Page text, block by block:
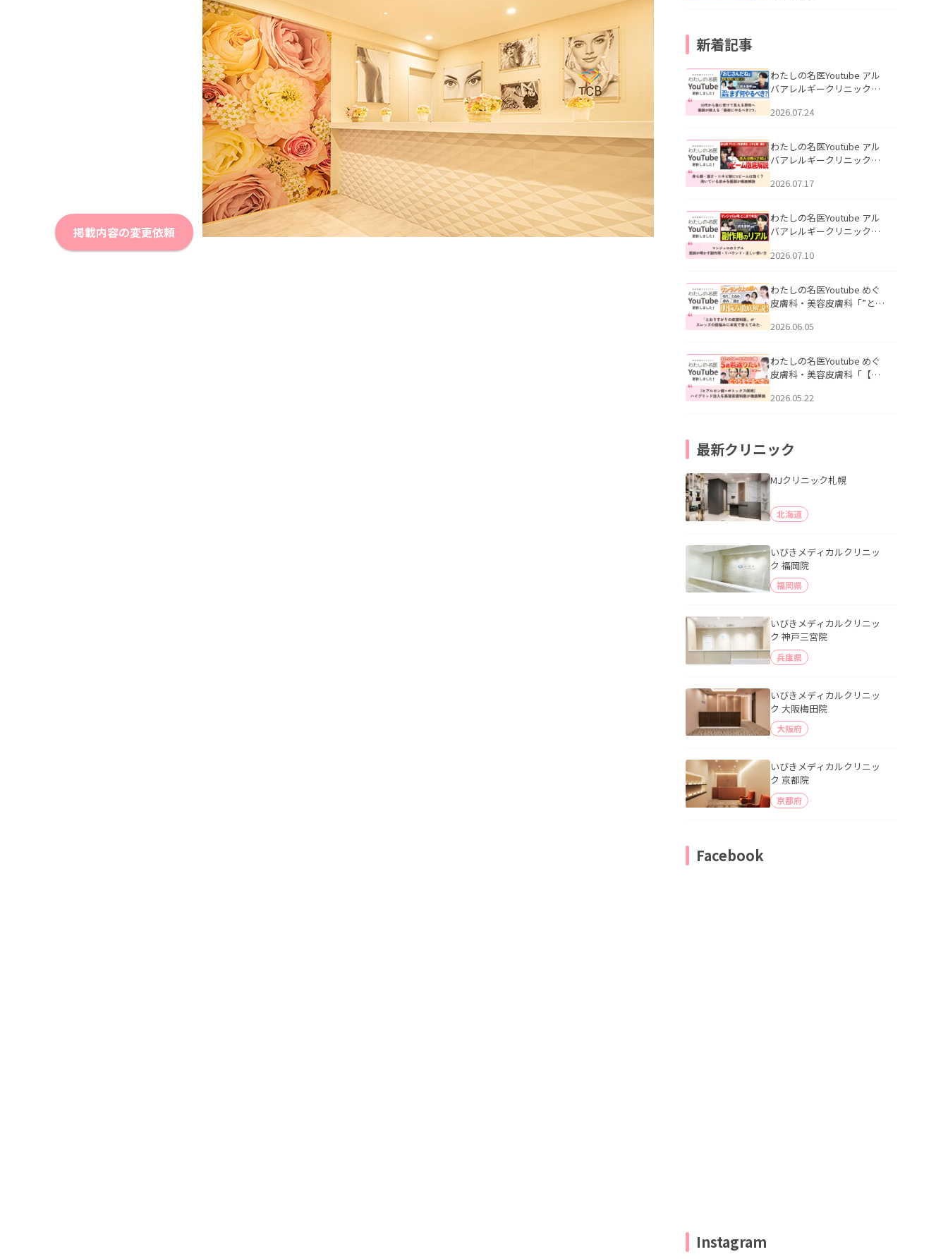
掲載内容の変更依頼
新着記事
わたしの名医Youtube アル
バアレルギークリニック札
える男性へ｜医師が教える
公開いたしました。
2026.07.24
わたしの名医Youtube アル
バアレルギークリニック札
跡にVビームは効く？向いて
説」を公開いたしました。
2026.07.17
わたしの名医Youtube アル
バアレルギークリニック札
医師が明かす副作用・リバ
公開いたしました。
2026.07.10
わたしの名医Youtube めぐ
皮膚科・美容皮膚科「”とお
ッズの肌悩みに本気で答え
た。
2026.06.05
わたしの名医Youtube めぐ
皮膚科・美容皮膚科「【ヒ
用】ハイブリッド注入を美
2026.05.22
最新クリニック
MJクリニック札幌
北海道
いびきメディカルクリニッ
ク 福岡院
福岡県
いびきメディカルクリニッ
ク 神戸三宮院
兵庫県
いびきメディカルクリニッ
ク 大阪梅田院
大阪府
いびきメディカルクリニッ
ク 京都院
京都府
Facebook
Instagram